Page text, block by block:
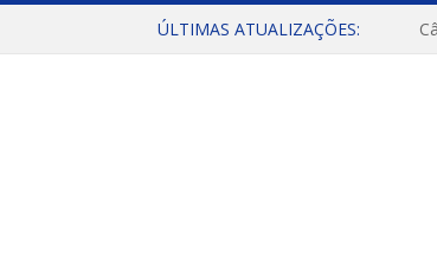
ÚLTIMAS ATUALIZAÇÕES: